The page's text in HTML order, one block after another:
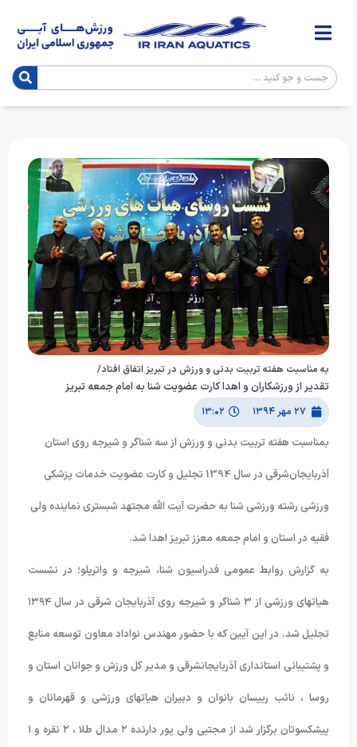
به مناسبت هفته تربیت بدنی و ورزش در تبریز اتفاق افتاد/
تقدیر از ورزشکاران و اهدا کارت عضویت شنا به امام جمعه تبریز
۲۷ مهر ۱۳۹۴ ۱۳:۰۲
بمناسبت هفته تربیت بدنی و ورزش از سه شناگر و شیرجه روی استان
آذربایجان‌شرقی در سال 1394 تجلیل و کارت عضویت خدمات پزشکی
ورزشی رشته ورزشی شنا به حضرت آیت الله مجتهد شبستری نماینده ولی
فقیه در استان و امام جمعه معزز تبریز اهدا شد.
به گزارش روابط عمومی فدراسیون شنا، شیرجه و واترپلو؛ در نشست
هیاتهای ورزشی از ۳ شناگر و شیرجه روی آذربایجان شرقی در سال ۱۳۹۴
تجلیل شد. در این آیین که با حضور مهندس نواداد معاون توسعه منابع
و پشتیبانی استانداری آذربایجانشرقی و مدیر کل ورزش و جوانان استان و
روسا ، نائب رییسان بانوان و دبیران هیاتهای ورزشی و قهرمانان و